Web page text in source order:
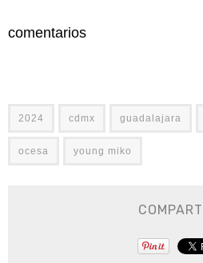
comentarios
2024 cdmx guadalajara
ocesa young miko